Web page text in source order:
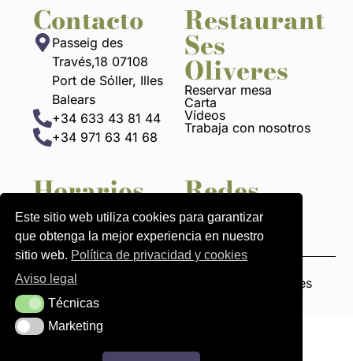
Contacto
Passeig des
Través,18 07108
Port de Sóller, Illes
Balears
+34 633 43 81 44
+34 971 63 41 68
Restaurant
Ses
Oliveres
Reservar mesa
Carta
Vídeos
Trabaja con nosotros
Horarios
13 h a 22:30 h
Redes
Avisos legales Política de pivacidad y cookies
Este sitio web utiliza cookies para garantizar
que obtenga la mejor experiencia en nuestro
sitio web. Política de privacidad y cookies
Aviso legal
TécnicasTécnicas
MarketingMarketing